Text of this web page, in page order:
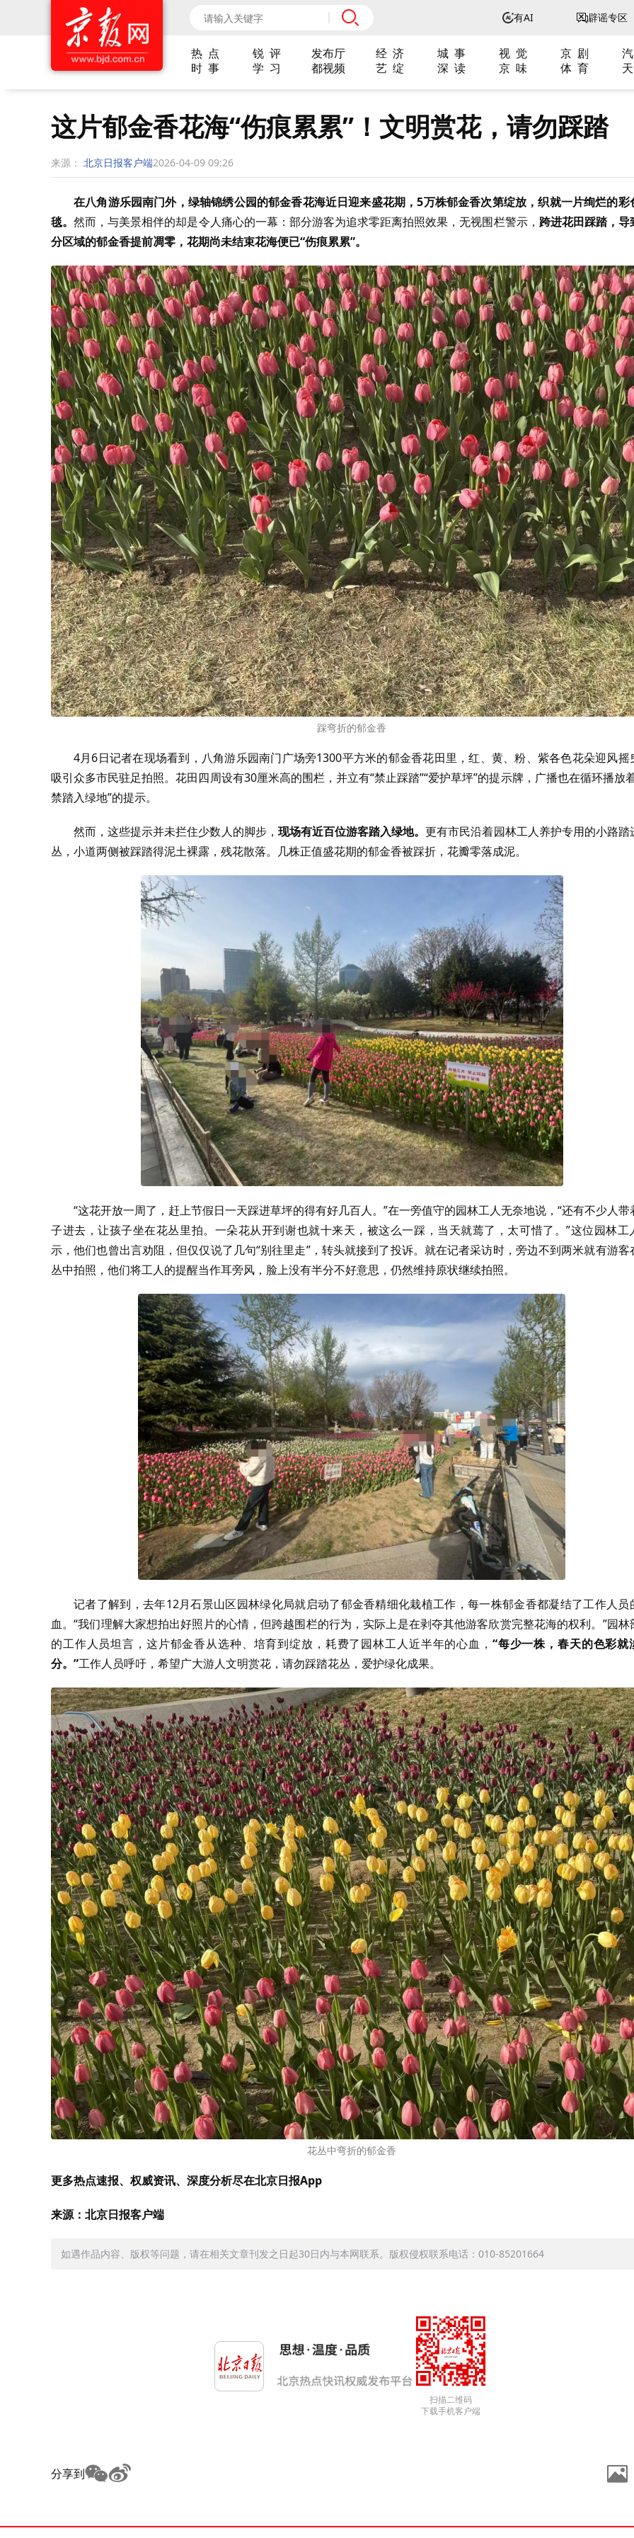
有AI 辟谣专区
热 点 锐 评 发布厅 经 济 城 事 视 觉 京 剧
时 事
学 习 都视频 艺 绽 深 读 京 味 体 育
这片郁金香花海“伤痕累累”！文明赏花，请勿踩踏
来源： 北京日报客户端2026-04-09 09:26
在八角游乐园南门外，绿轴锦绣公园的郁金香花海近日迎来盛花期，5万株郁金香次第绽放，织就一片绚烂的彩
毯。然而，与美景相伴的却是令人痛心的一幕：部分游客为追求零距离拍照效果，无视围栏警示， 跨进花田踩踏，导
分区域的郁金香提前凋零，花期尚未结束花海便已“伤痕累累”。
踩弯折的郁金香
4月6日记者在现场看到，八角游乐园南门广场旁1300平方米的郁金香花田里，红、黄、粉、紫各色花朵迎风摇
吸引众多市民驻足拍照。花田四周设有30厘米高的围栏，并立有“禁止踩踏”“爱护草坪”的提示牌，广播也在循环播放
禁踏入绿地”的提示。
然而，这些提示并未拦住少数人的脚步， 现场有近百位游客踏入绿地。更有市民沿着园林工人养护专用的小路踏
丛，小道两侧被踩踏得泥土裸露，残花散落。几株正值盛花期的郁金香被踩折，花瓣零落成泥。
“这花开放一周了，赶上节假日一天踩进草坪的得有好几百人。”在一旁值守的园林工人无奈地说，“还有不少人带
子进去，让孩子坐在花丛里拍。一朵花从开到谢也就十来天，被这么一踩，当天就蔫了，太可惜了。”这位园林工
示，他们也曾出言劝阻，但仅仅说了几句“别往里走”，转头就接到了投诉。就在记者采访时，旁边不到两米就有游客
丛中拍照，他们将工人的提醒当作耳旁风，脸上没有半分不好意思，仍然维持原状继续拍照。
记者了解到，去年12月石景山区园林绿化局就启动了郁金香精细化栽植工作，每一株郁金香都凝结了工作人员
血。“我们理解大家想拍出好照片的心情，但跨越围栏的行为，实际上是在剥夺其他游客欣赏完整花海的权利。”园林
的工作人员坦言，这片郁金香从选种、培育到绽放，耗费了园林工人近半年的心血， “每少一株，春天的色彩就
分。”工作人员呼吁，希望广大游人文明赏花，请勿踩踏花丛，爱护绿化成果。
花丛中弯折的郁金香
更多热点速报、权威资讯、深度分析尽在北京日报App
来源：北京日报客户端
如遇作品内容、版权等问题，请在相关文章刊发之日起30日内与本网联系。版权侵权联系电话：010-85201664
扫描二维码
下载手机客户端
分享到